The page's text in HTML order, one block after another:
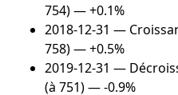
754) — +0.1%
2018-12-31 —
758) — +0.5%
2019-12-31 —
(à 751) — -0.9%